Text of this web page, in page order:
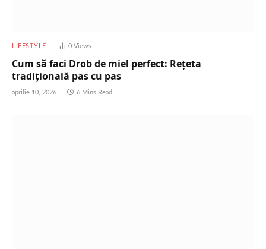
LIFESTYLE 0 Views
Cum să faci Drob de miel perfect: Rețeta
tradițională pas cu pas
aprilie 10, 2026 6 Mins Read